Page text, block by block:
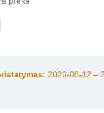
2026-08-12 –